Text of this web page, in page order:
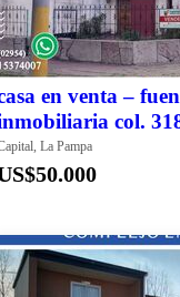
en venta –
col.
La Pampa